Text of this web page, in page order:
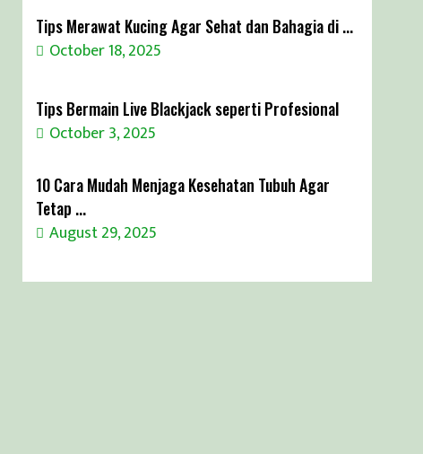
Tips Merawat Kucing Agar Sehat dan Bahagia di ...
October 18, 2025
Tips Bermain Live Blackjack seperti Profesional
October 3, 2025
10 Cara Mudah Menjaga Kesehatan Tubuh Agar
Tetap ...
August 29, 2025